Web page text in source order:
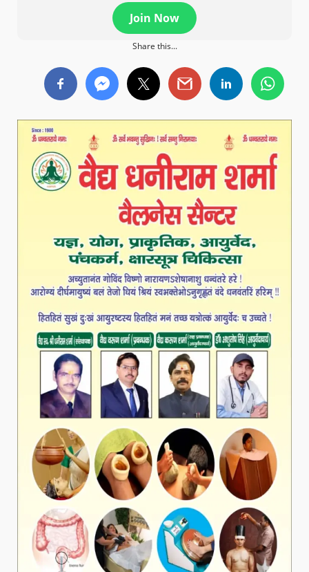
Join Now
Share this...